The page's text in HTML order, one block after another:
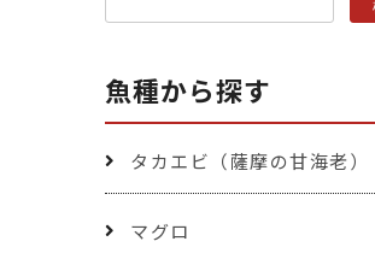
魚種から探す
タカエビ（薩摩の甘海老）
マグロ